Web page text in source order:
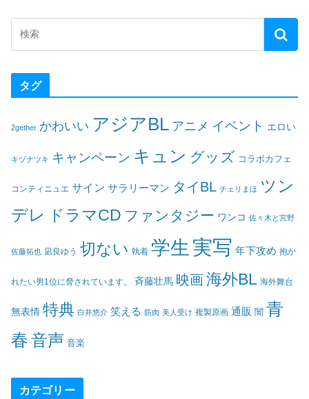
タグ
2gether かわいい アジアBL アニメ イベント エロい
キヅナツキ キャンペーン キュン グッズ コラボカフェ
コンティニュエ サイン サラリーマン タイBL チェリまほ ツン
デレ
ドラマCD ファンタジー ワンコ 佐々木と宮野
佐藤拓也 凪良ゆう 切ない 執着 学生 実写 年下攻め 抱か
れたい男1位に脅されています。 斉藤壮馬 映画海外BL 海外舞台
無表情 特典 白井悠介 笑える 筋肉 美人受け 複製原画 通販 闇 青
春音声 音楽
カテゴリー